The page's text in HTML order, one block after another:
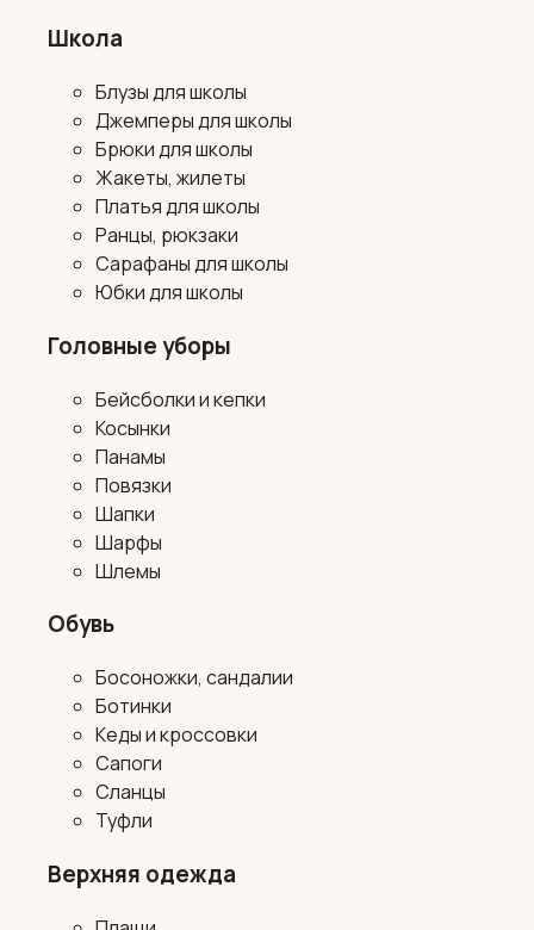
Школа
Блузы для школы
Джемперы для школы
Брюки для школы
Жакеты, жилеты
Платья для школы
Ранцы, рюкзаки
Сарафаны для школы
Юбки для школы
Головные уборы
Бейсболки и кепки
Косынки
Панамы
Повязки
Шапки
Шарфы
Шлемы
Обувь
Босоножки, сандалии
Ботинки
Кеды и кроссовки
Сапоги
Сланцы
Туфли
Верхняя одежда